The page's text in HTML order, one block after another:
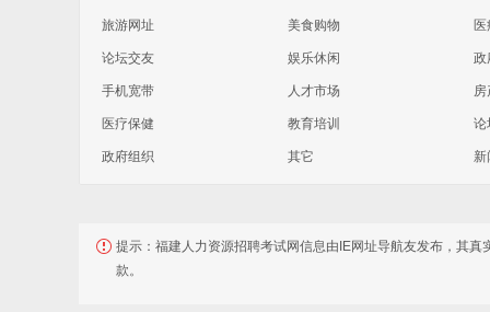
旅游网址 美食购物
论坛交友 娱乐休闲 政
手机宽带 人才市场 房
医疗保健 教育培训 论
政府组织 其它 新
提示： 福建人力资源招聘考试网信息由IE网址导航友发布，其
款。